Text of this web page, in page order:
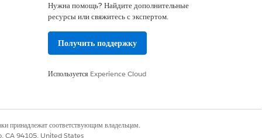
работы и создают предпочтение
определении кандидатов для смен.
период времени.
представителями в указанный
и создать».
Нужна помощь? Найдите дополнительные
ресурсы или свяжитесь с экспертом.
Получить поддержку
Используется Experience Cloud
соответствующим владельцам.
CA 94105, United States